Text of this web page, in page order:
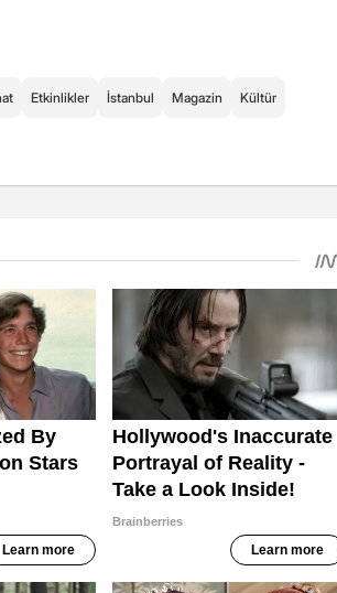
Etkinlikler İstanbul Magazin Kültür